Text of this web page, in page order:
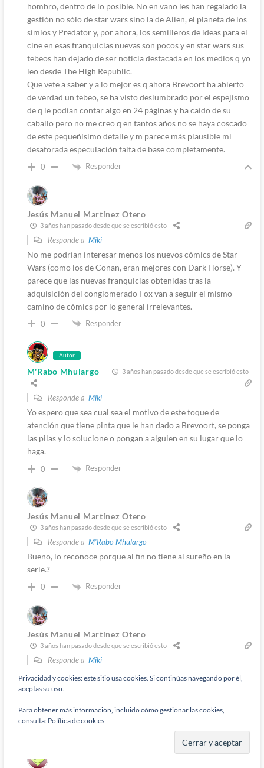
hombro, dentro de lo posible. No en vano les han regalado la
gestión no sólo de star wars sino la de Alien, el planeta de los
simios y Predator y, por ahora, los semilleros de ideas para el
cine en esas franquicias nuevas son pocos y en star wars sus
tebeos han dejado de ser noticia destacada en los medios q yo
leo desde The High Republic.
Que vete a saber y a lo mejor es q ahora Brevoort ha abierto
de verdad un tebeo, se ha visto deslumbrado por el espejismo
de q le podían contar algo en 24 páginas y ha caído de su
caballo pero no me creo q en tantos años no se haya coscado
de este pequeñísimo detalle y m parece más plausible mi
desaforada especulación falta de base completamente.
0 Responder
Jesús Manuel Martínez Otero
3 años han pasado desde que se escribió esto
Responde a Miki
No me podrían interesar menos los nuevos cómics de Star
Wars (como los de Conan, eran mejores con Dark Horse). Y
parece que las nuevas franquicias obtenidas tras la
adquisición del conglomerado Fox van a seguir el mismo
camino de cómics por lo general irrelevantes.
0 Responder
Autor
M'Rabo Mhulargo 3 años han pasado desde que se escribió esto
Responde a Miki
Yo espero que sea cual sea el motivo de este toque de
atención que tiene pinta que le han dado a Brevoort, se ponga
las pilas y lo solucione o pongan a alguien en su lugar que lo
haga.
0 Responder
Jesús Manuel Martínez Otero
3 años han pasado desde que se escribió esto
Responde a M'Rabo Mhulargo
Bueno, lo reconoce porque al fin no tiene al sureño en la
serie.?
0 Responder
Jesús Manuel Martínez Otero
3 años han pasado desde que se escribió esto
Responde a Miki
No, si de Aaron ya hablamos a menudo (?…y no veas de sus
Vengadores ?). A Cantwell suele apreciable la crítica, a mí
tantos otros que prefiero evitar).
Privacidad y cookies: este sitio usa cookies. Si continúas navegando por él,
aceptas su uso.
Para obtener más información, incluido cómo gestionar las cookies,
consulta: Política de cookies